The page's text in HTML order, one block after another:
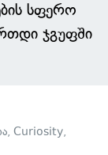
სფერო
ჯგუფში
, Curiosity,